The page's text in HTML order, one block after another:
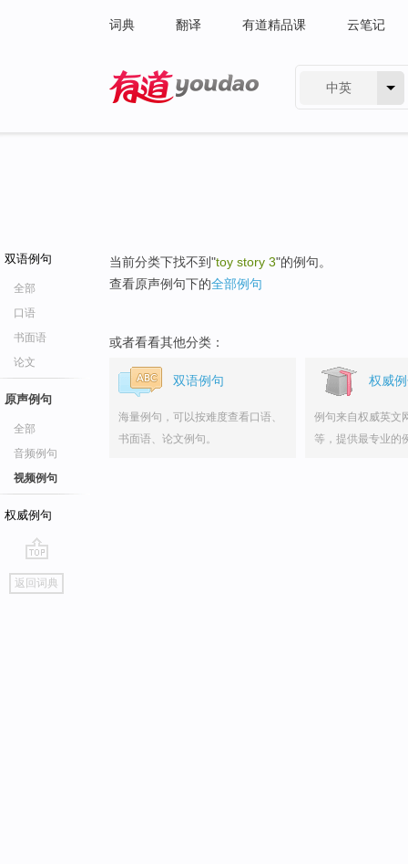
词典 翻译 有道精品课 云笔记
中英
双语例句
全部
口语
书面语
论文
原声例句
全部
音频例句
视频例句
权威例句
go
top
返回词典
当前分类下找不到"toy story 3"的例句。
查看原声例句下的全部例句
或者看看其他分类：
双语例句
海量例句，可以按难度查看口语、
书面语、论文例句。
权威
例句来自权威英文
等，提供最专业的